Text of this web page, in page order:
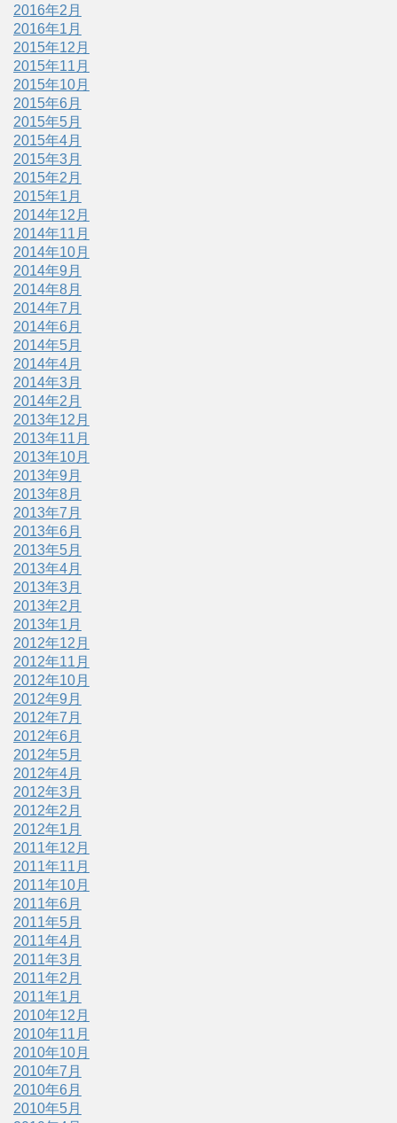
2016年2月
2016年1月
2015年12月
2015年11月
2015年10月
2015年6月
2015年5月
2015年4月
2015年3月
2015年2月
2015年1月
2014年12月
2014年11月
2014年10月
2014年9月
2014年8月
2014年7月
2014年6月
2014年5月
2014年4月
2014年3月
2014年2月
2013年12月
2013年11月
2013年10月
2013年9月
2013年8月
2013年7月
2013年6月
2013年5月
2013年4月
2013年3月
2013年2月
2013年1月
2012年12月
2012年11月
2012年10月
2012年9月
2012年7月
2012年6月
2012年5月
2012年4月
2012年3月
2012年2月
2012年1月
2011年12月
2011年11月
2011年10月
2011年6月
2011年5月
2011年4月
2011年3月
2011年2月
2011年1月
2010年12月
2010年11月
2010年10月
2010年7月
2010年6月
2010年5月